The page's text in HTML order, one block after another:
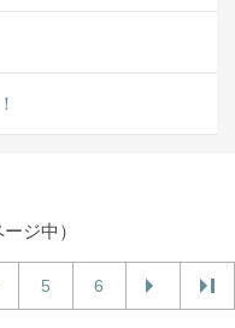
ジ中）
5 6